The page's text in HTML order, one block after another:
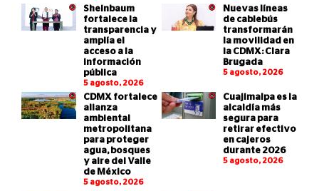
Sheinbaum
fortalece la
transparencia y
amplía el
acceso a la
información
pública
5 agosto, 2026
Nuevas líneas
de cablebús
transformarán
la movilidad en
la CDMX: Clara
Brugada
5 agosto, 2026
CDMX fortalece
alianza
ambiental
metropolitana
para proteger
agua, bosques
y aire del Valle
de México
5 agosto, 2026
Cuajimalpa es la
alcaldía más
segura para
retirar efectivo
en cajeros
durante 2026
5 agosto, 2026